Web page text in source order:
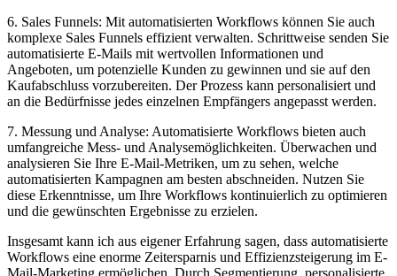
6. Sales Funnels: Mit automatisierten Workflows können Sie auch
komplexe Sales Funnels effizient verwalten. Schrittweise senden Sie
automatisierte E-Mails mit wertvollen Informationen und
Angeboten, um potenzielle Kunden zu gewinnen und sie auf den
Kaufabschluss vorzubereiten. Der Prozess kann personalisiert und
an die Bedürfnisse jedes einzelnen Empfängers angepasst werden.
7. Messung und Analyse: Automatisierte Workflows bieten auch
umfangreiche Mess- und Analysemöglichkeiten. Überwachen und
analysieren Sie Ihre E-Mail-Metriken, um zu sehen, welche
automatisierten Kampagnen am besten abschneiden. Nutzen Sie
diese Erkenntnisse, um Ihre Workflows kontinuierlich zu optimieren
und die gewünschten Ergebnisse zu erzielen.
Insgesamt kann ich aus eigener Erfahrung sagen, dass automatisierte
Workflows eine enorme Zeitersparnis und Effizienzsteigerung im E-
Mail-Marketing ermöglichen. Durch Segmentierung, personalisierte